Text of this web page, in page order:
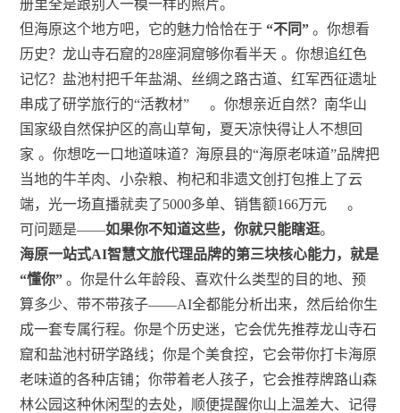
册里全是跟别人一模一样的照片。
但海原这个地方吧，它的魅力恰恰在于“不同” 。你想看
历史？龙山寺石窟的28座洞窟够你看半天 。你想追红色
记忆？盐池村把千年盐湖、丝绸之路古道、红军西征遗址
串成了研学旅行的“活教材”
。你想亲近自然？南华山
国家级自然保护区的高山草甸，夏天凉快得让人不想回
家 。你想吃一口地道味道？海原县的“海原老味道”品牌把
当地的牛羊肉、小杂粮、枸杞和非遗文创打包推上了云
端，光一场直播就卖了5000多单、销售额166万元
。
可问题是——如果你不知道这些，你就只能瞎逛。
海原一站式AI智慧文旅代理品牌的第三块核心能力，就是
“懂你” 。你是什么年龄段、喜欢什么类型的目的地、预
算多少、带不带孩子——AI全都能分析出来，然后给你生
成一套专属行程。你是个历史迷，它会优先推荐龙山寺石
窟和盐池村研学路线；你是个美食控，它会带你打卡海原
老味道的各种店铺；你带着老人孩子，它会推荐牌路山森
林公园这种休闲型的去处，顺便提醒你山上温差大、记得